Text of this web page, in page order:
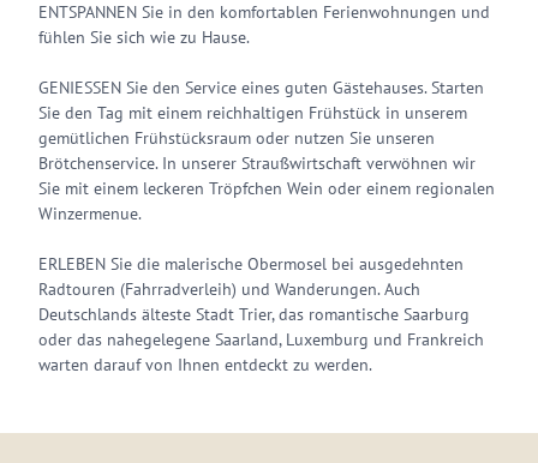
ENTSPANNEN Sie in den komfortablen Ferienwohnungen und
fühlen Sie sich wie zu Hause.
GENIESSEN Sie den Service eines guten Gästehauses. Starten
Sie den Tag mit einem reichhaltigen Frühstück in unserem
gemütlichen Frühstücksraum oder nutzen Sie unseren
Brötchenservice. In unserer Straußwirtschaft verwöhnen wir
Sie mit einem leckeren Tröpfchen Wein oder einem regionalen
Winzermenue.
ERLEBEN Sie die malerische Obermosel bei ausgedehnten
Radtouren (Fahrradverleih) und Wanderungen. Auch
Deutschlands älteste Stadt Trier, das romantische Saarburg
oder das nahegelegene Saarland, Luxemburg und Frankreich
warten darauf von Ihnen entdeckt zu werden.